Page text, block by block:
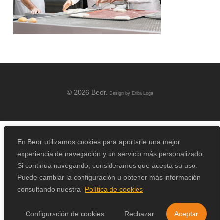
En Beor utilizamos cookies para aportarle una mejor
experiencia de navegación y un servicio más personalizado.
Si continua navegando, consideramos que acepta su uso.
Puede cambiar la configuración u obtener más información
consultando nuestra
Política de cookies
Configuración de cookies Rechazar Aceptar
© 2026 Beor. Design by Erika Loga